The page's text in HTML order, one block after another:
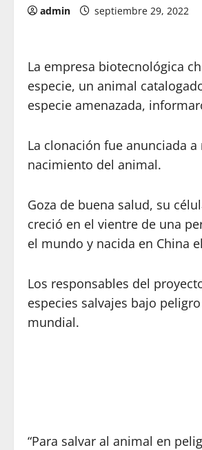
admin septiembre 29, 2022
La empresa biotecnológica
especie, un animal
especie amenazada,
La clonación fue anunciada
nacimiento del animal.
Goza de buena salud, su
creció en el vientre de una
el mundo y nacida en China
Los responsables del
especies salvajes bajo
mundial.
“Para salvar al animal en